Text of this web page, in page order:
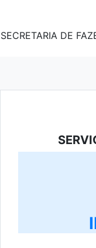
SECRETARIA DE